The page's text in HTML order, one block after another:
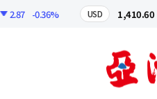
-0.36% USD 1,410.60